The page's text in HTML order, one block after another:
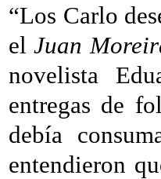
“Los Carlo
elJuan
novelista
entregas de
debía
entendieron